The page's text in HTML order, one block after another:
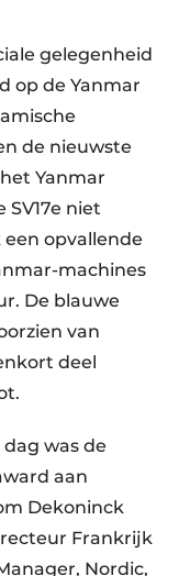
gelegenheid
op de Yanmar
de nieuwste
Yanmar
SV17e niet
opvallende
machines
De blauwe
van
deel
was de
aan
Dekoninck
Frankrijk
Nordic,